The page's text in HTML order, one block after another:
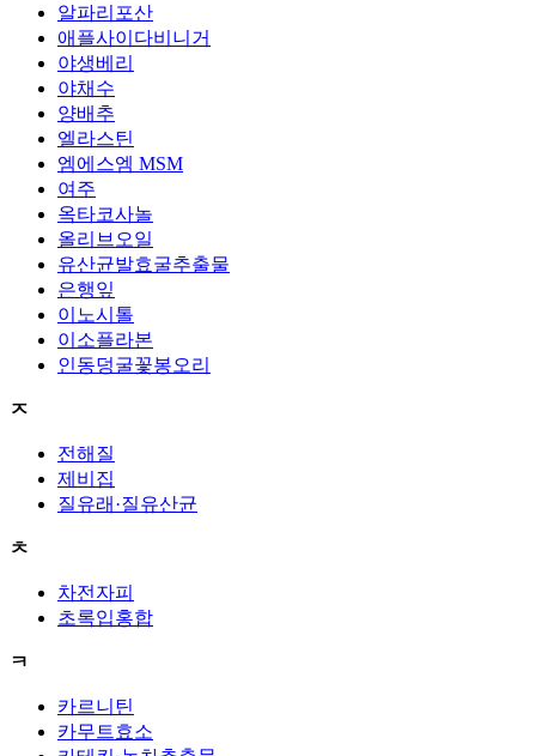
알파리포산
애플사이다비니거
야생베리
야채수
양배추
엘라스틴
엠에스엠 MSM
여주
옥타코사놀
올리브오일
유산균발효굴추출물
은행잎
이노시톨
이소플라본
인동덩굴꽃봉오리
ㅈ
전해질
제비집
질유래·질유산균
ㅊ
차전자피
초록입홍합
ㅋ
카르니틴
카무트효소